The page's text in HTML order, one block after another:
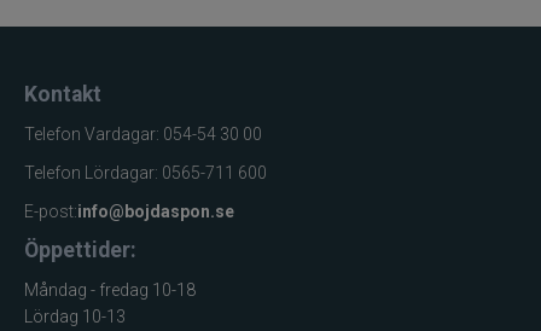
Kontakt
Telefon Vardagar: 054-54 30 00
Telefon Lördagar: 0565-711 600
E-post:info@bojdaspon.se
Öppettider:
Måndag - fredag 10-18
Lördag 10-13